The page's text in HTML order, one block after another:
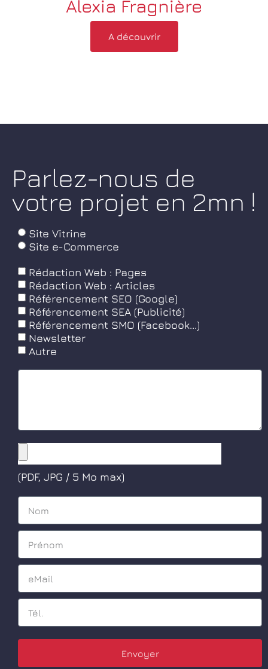
Alexia Fragnière
A découvrir
Parlez-nous de
votre projet en 2mn !
Site Vitrine
Site e-Commerce
Rédaction Web : Pages
Rédaction Web : Articles
Référencement SEO (Google)
Référencement SEA (Publicité)
Référencement SMO (Facebook...)
Newsletter
Autre
(PDF, JPG / 5 Mo max)
Envoyer